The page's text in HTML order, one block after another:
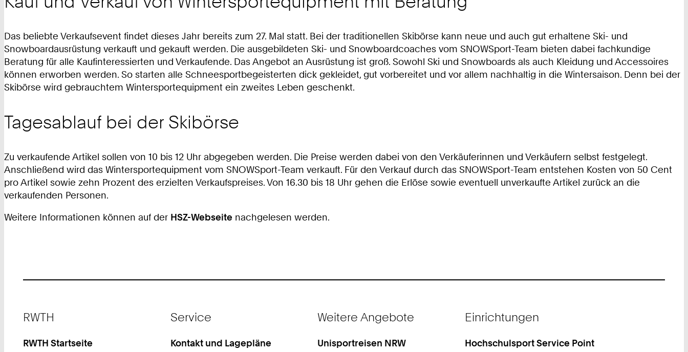
Das beliebte Verkaufsevent findet dieses Jahr bereits zum 27. Mal statt. Bei der traditionellen Skibörse kann neue und auch gut erhaltene Ski- und
Snowboardausrüstung verkauft und gekauft werden. Die ausgebildeten Ski- und Snowboardcoaches vom SNOWSport-Team bieten dabei fachkundige
Beratung für alle Kaufinteressierten und Verkaufende. Das Angebot an Ausrüstung ist groß. Sowohl Ski und Snowboards als auch Kleidung und Accessoires
können erworben werden. So starten alle Schneesportbegeisterten dick gekleidet, gut vorbereitet und vor allem nachhaltig in die Wintersaison. Denn bei der
Skibörse wird gebrauchtem Wintersportequipment ein zweites Leben geschenkt.
Tagesablauf bei der Skibörse
Zu verkaufende Artikel sollen von 10 bis 12 Uhr abgegeben werden. Die Preise werden dabei von den Verkäuferinnen und Verkäufern selbst festgelegt.
Anschließend wird das Wintersportequipment vom SNOWSport-Team verkauft. Für den Verkauf durch das SNOWSport-Team entstehen Kosten von 50 Cent
pro Artikel sowie zehn Prozent des erzielten Verkaufspreises. Von 16.30 bis 18 Uhr gehen die Erlöse sowie eventuell unverkaufte Artikel zurück an die
verkaufenden Personen.
Weitere Informationen können auf der HSZ-Webseite nachgelesen werden.
RWTH
RWTH Startseite
Service
Kontakt und Lagepläne
Weitere Angebote
Unisportreisen NRW
Einrichtungen
Hochschulsport Service Point